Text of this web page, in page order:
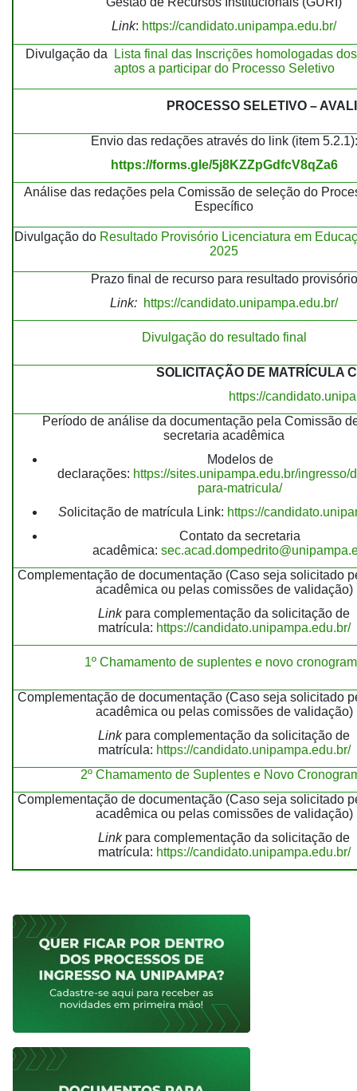
Link: https://candidato.unipampa.edu.br/
Divulgação da
Lista final das Inscrições homologadas
aptos a participar do Processo Seletivo
PROCESSO SELETIVO –
Envio das redações através do link (item 5.2.1):
https://forms.gle/5j8KZZpGdfcV8qZa6
Análise das redações pela Comissão de seleção do
Específico
Divulgação do Resultado Provisório Licenciatura em
2025
Prazo final de recurso para resultado provisório
Link: https://candidato.unipampa.edu.br/
Divulgação do resultado final
SOLICITAÇÃO DE MATRÍCULA
https://
Período de análise da documentação pela Comissão
secretaria acadêmica
Modelos de
declarações: https://sites.unipampa.edu.br/ingresso/
para-matricula/
Solicitação de matrícula Link: https://
Contato da secretaria
acadêmica:
Complementação de documentação (Caso seja solicitado
acadêmica ou pelas comissões de validação)
Linkpara complementação da solicitação de
matrícula: https://candidato.unipampa.edu.br/
1º Chamamento de suplentes e novo
Complementação de documentação (Caso seja solicitado
acadêmica ou pelas comissões de validação)
Linkpara complementação da solicitação de
matrícula: https://candidato.unipampa.edu.br/
2º Chamamento de Suplentes e Novo
Complementação de documentação (Caso seja solicitado
acadêmica ou pelas comissões de validação)
Linkpara complementação da solicitação de
matrícula: https://candidato.unipampa.edu.br/